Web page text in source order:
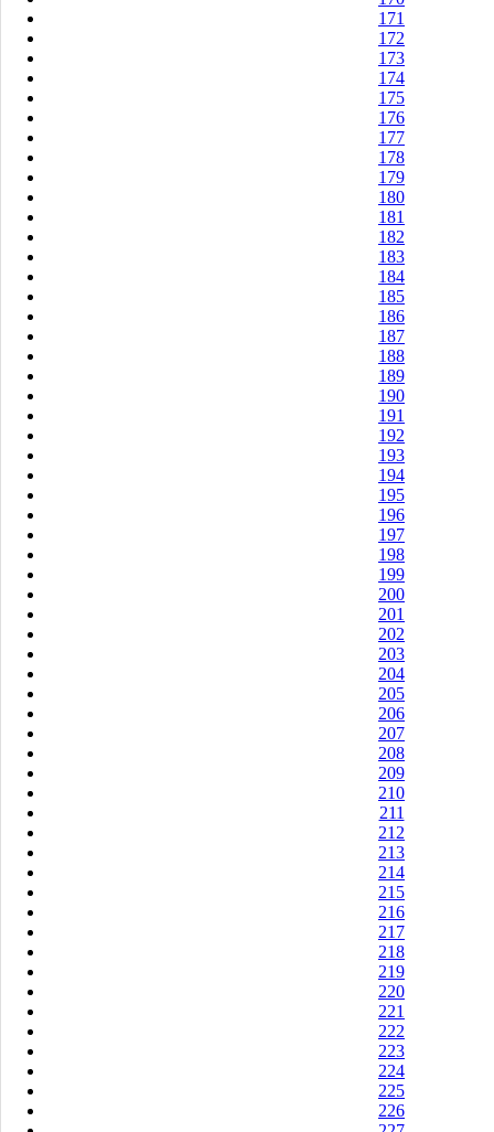
171
172
173
174
175
176
177
178
179
180
181
182
183
184
185
186
187
188
189
190
191
192
193
194
195
196
197
198
199
200
201
202
203
204
205
206
207
208
209
210
211
212
213
214
215
216
217
218
219
220
221
222
223
224
225
226